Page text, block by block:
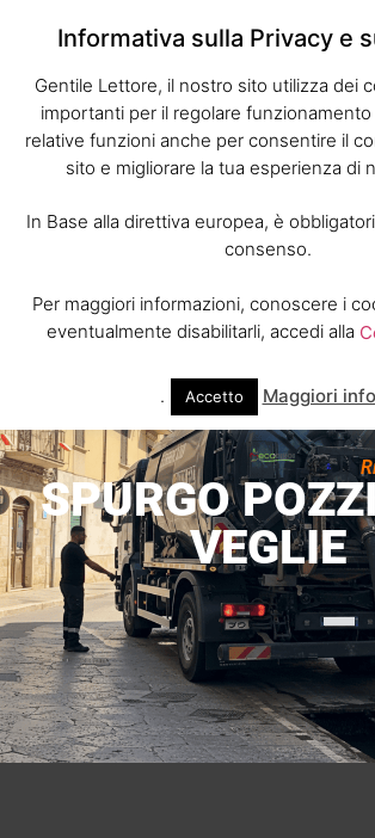
SPURGO
VEGLIE
Informativa sulla Privacy e
Gentile Lettore, il nostro sito utilizza dei
importanti per il regolare
relative funzioni anche per consentire il
sito e migliorare la tua esperienza di
In Base alla direttiva europea, è
consenso.
Per maggiori informazioni, conoscere i
eventualmente disabilitarli, accedi alla
. Accetto Maggiori info